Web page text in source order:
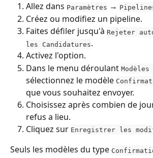
Allez dans Paramètres →
Créez ou modifiez un pipeline.
Faites défiler jusqu'à Rejeter
les Candidatures.
Activez l'option.
Dans le menu déroulant
sélectionnez le modèle
que vous souhaitez envoyer.
Choisissez après combien de
refus a lieu.
Cliquez sur Enregistrer les
Seuls les modèles du type